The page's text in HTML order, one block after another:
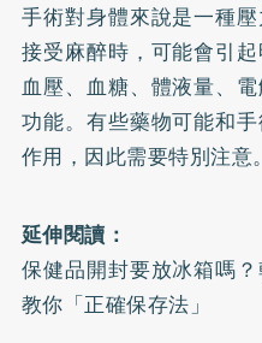
手術對身體來說是一種
接受麻醉時，可能會引
血壓、血糖、體液量、
功能。有些藥物可能和
作用，因此需要特別注意。
延伸閱讀：
保健品開封要放冰箱嗎
教你「正確保存法」